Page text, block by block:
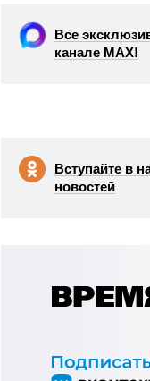
Все
канале МАХ!
Вступайте в
новостей